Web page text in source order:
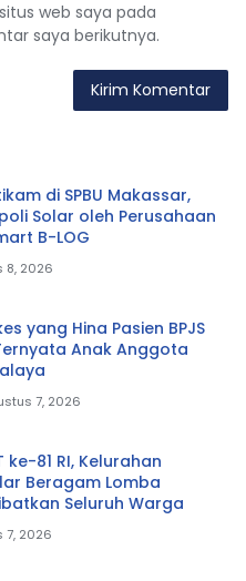
web saya pada
saya berikutnya.
di SPBU Makassar,
Solar oleh Perusahaan
B-LOG
8, 2026
yang Hina Pasien BPJS
Anak Anggota
7, 2026
ke-81 RI, Kelurahan
Beragam Lomba
Seluruh Warga
7, 2026